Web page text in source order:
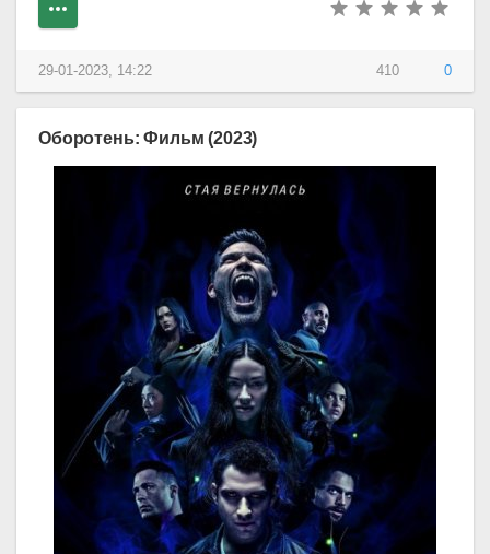
410 0
29-01-2023, 14:22
Оборотень: Фильм (2023)